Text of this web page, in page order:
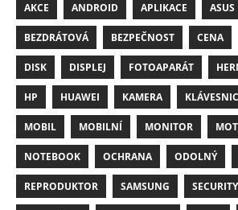
AKCE ANDROID APLIKACE ASUS
BEZDRÁTOVÁ BEZPEČNOST CENA
DISK DISPLEJ FOTOAPARÁT
HP HUAWEI KAMERA
MOBIL MOBILNÍ MONITOR
NOTEBOOK OCHRANA ODOLNÝ
REPRODUKTOR SAMSUNG SECURITY